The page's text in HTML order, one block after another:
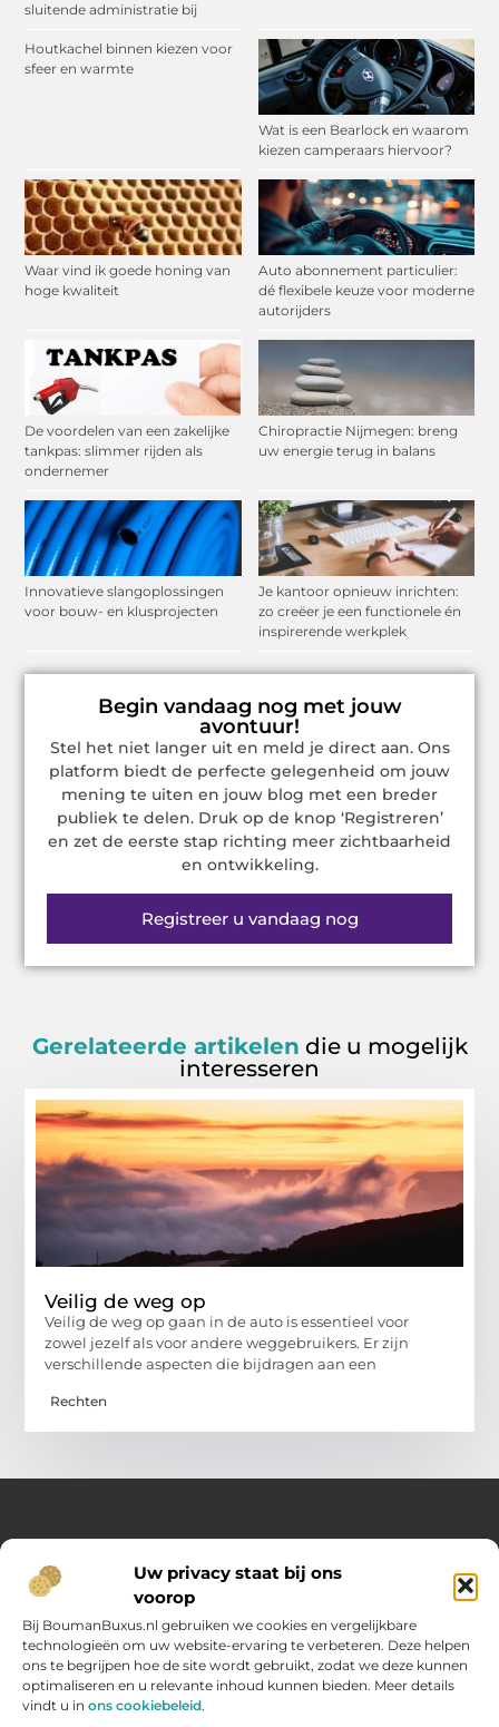
Uw privacy staat bij ons
voorop
Bij BoumanBuxus.nl gebruiken we cookies en vergelijkbare
technologieën om uw website-ervaring te verbeteren. Deze helpen
ons te begrijpen hoe de site wordt gebruikt, zodat we deze kunnen
optimaliseren en u relevante inhoud kunnen bieden. Meer details
vindt u in ons cookiebeleid.
sluitende administratie bij
Houtkachel binnen kiezen voor
sfeer en warmte
Wat is een Bearlock en waarom
kiezen camperaars hiervoor?
Waar vind ik goede honing van
hoge kwaliteit
Auto abonnement particulier:
dé flexibele keuze voor moderne
autorijders
De voordelen van een zakelijke
tankpas: slimmer rijden als
ondernemer
Chiropractie Nijmegen: breng
uw energie terug in balans
Innovatieve slangoplossingen
voor bouw- en klusprojecten
Je kantoor opnieuw inrichten:
zo creëer je een functionele én
inspirerende werkplek
Begin vandaag nog met jouw
avontuur!
Stel het niet langer uit en meld je direct aan. Ons
platform biedt de perfecte gelegenheid om jouw
mening te uiten en jouw blog met een breder
publiek te delen. Druk op de knop ‘Registreren’
en zet de eerste stap richting meer zichtbaarheid
en ontwikkeling.
Registreer u vandaag nog
Gerelateerde artikelen die u mogelijk
interesseren
Veilig de weg op
Veilig de weg op gaan in de auto is essentieel voor
zowel jezelf als voor andere weggebruikers. Er zijn
verschillende aspecten die bijdragen aan een
Rechten
Over Opelweb
Jouw startpunt voor handige tips en inspirerende artikelen
Op Opelweb.nl vind je een gevarieerd aanbod aan blogs en
content die je helpen meer uit je dag te halen – van nuttige
adviezen tot verrassende inzichten voor in het dagelijks leven.
Main Links